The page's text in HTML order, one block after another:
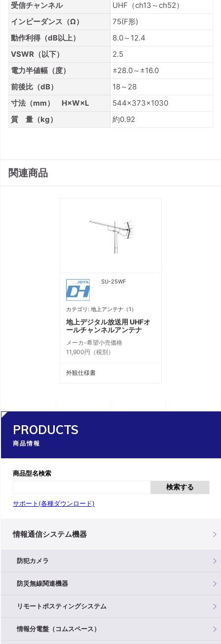
PRODUCTS
商品情報
商品型名検索
検索する
サポート(各種ダウンロード)
情報通信システム機器
防犯カメラ
防災無線関連機器
リモートポスティングシステム
情報分電盤（コムスペース）
受信チャンネル
UHF（ch13～ch52）
インピーダンス（Ω）
75(F形)
動作利得（dB以上）
8.0～12.4
VSWR（以下）
2.5
電力半値幅（度）
±28.0～±16.0
前後比（dB）
18～28
寸法（mm） H×W×L
544×373×1030
質 量（kg）
約0.92
関連商品
SU-25WF
カテゴリ: 地上アンテナ（1）
地上デジタル放送用 UHFオ
ールチャンネルアンテナ
メーカ-希望小売価格
11,900円（税別）
外観仕様書